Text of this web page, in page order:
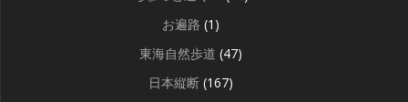
お遍路 (1)
東海自然歩道 (47)
日本縦断 (167)